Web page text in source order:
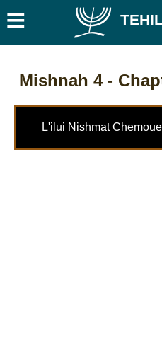
≡
Mishnah 4-
L'ilui Nishmat